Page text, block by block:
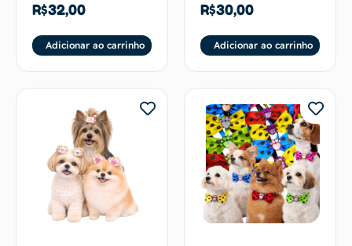
R$32,00
Adicionar ao carrinho
R$30,00
Adicionar ao carrinho